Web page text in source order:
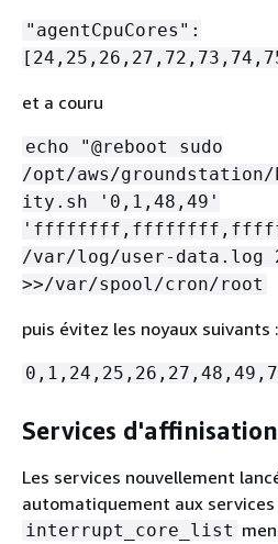
"agentCpuCores":
et a couru
echo "@reboot sudo
/opt/aws/
ity.sh '0,1,48,49'
/var/log/user-data.log
>>/var/spool/cron/root
puis évitez les noyaux suivants :
Services
Les services nouvellement
automatiquement aux services
interrupt_core_list